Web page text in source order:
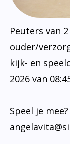
Peuters van
ouder/
kijk- en
2026 van
Speel je